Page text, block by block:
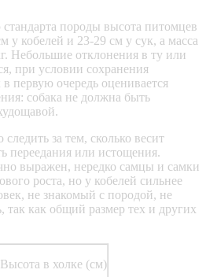
породы высота питомцев
у кобелей и 23-29 см у сук, а масса
Небольшие отклонения в ту или
при условии сохранения
первую очередь оценивается
собака не должна быть
за тем, сколько весит
переедания или истощения.
выражен, нередко самцы и самки
роста, но у кобелей сильнее
не знакомый с породой, не
так как общий размер тех и других
Высота в холке (см)